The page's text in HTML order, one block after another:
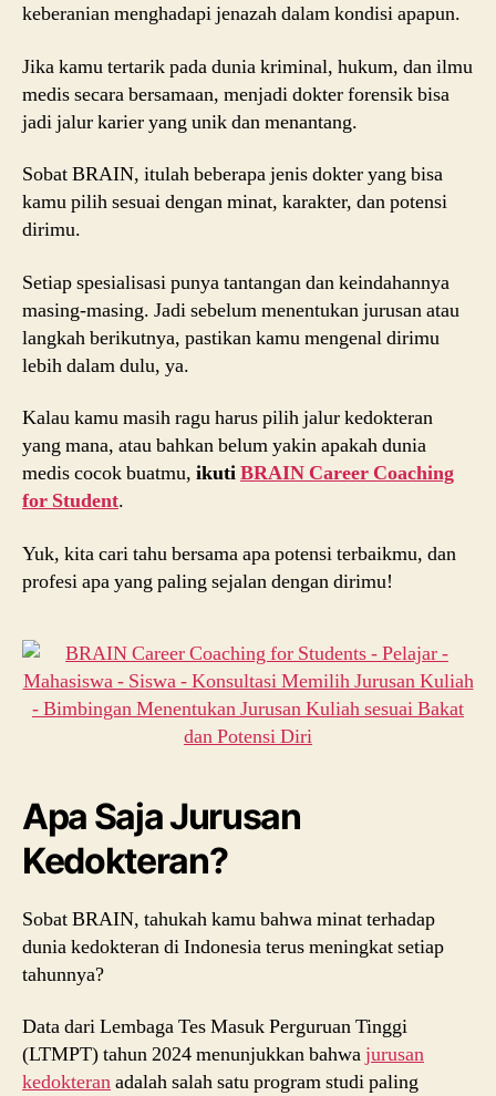
keberanian menghadapi jenazah dalam kondisi apapun.
Jika kamu tertarik pada dunia kriminal, hukum, dan ilmu
medis secara bersamaan, menjadi dokter forensik bisa
jadi jalur karier yang unik dan menantang.
Sobat BRAIN, itulah beberapa jenis dokter yang bisa
kamu pilih sesuai dengan minat, karakter, dan potensi
dirimu.
Setiap spesialisasi punya tantangan dan keindahannya
masing-masing. Jadi sebelum menentukan jurusan atau
langkah berikutnya, pastikan kamu mengenal dirimu
lebih dalam dulu, ya.
Kalau kamu masih ragu harus pilih jalur kedokteran
yang mana, atau bahkan belum yakin apakah dunia
medis cocok buatmu, ikutiBRAIN Career Coaching
for Student.
Yuk, kita cari tahu bersama apa potensi terbaikmu, dan
profesi apa yang paling sejalan dengan dirimu!
Apa Saja Jurusan
Kedokteran?
Sobat BRAIN, tahukah kamu bahwa minat terhadap
dunia kedokteran di Indonesia terus meningkat setiap
tahunnya?
Data dari Lembaga Tes Masuk Perguruan Tinggi
(LTMPT) tahun 2024 menunjukkan bahwajurusan
kedokteranadalah salah satu program studi paling